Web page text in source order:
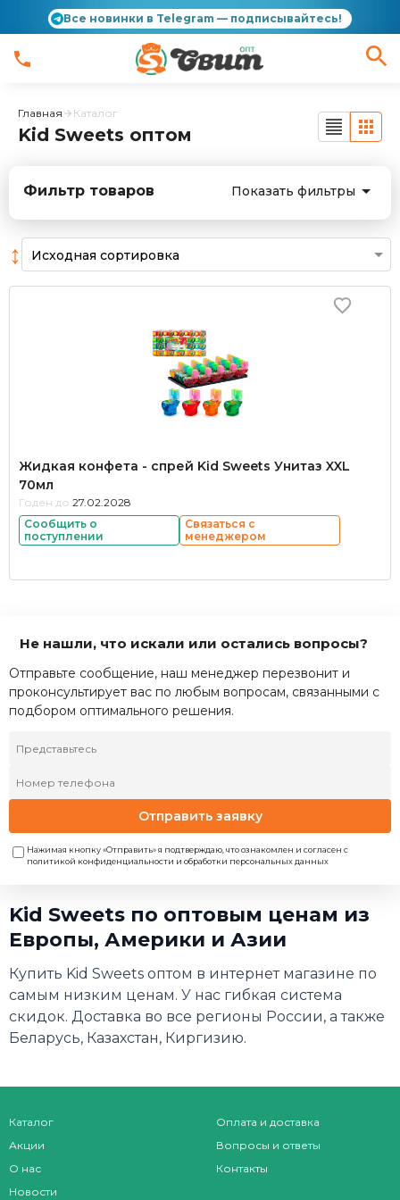
Все новинки в Telegram — подписывайтесь!
Главная Каталог
Kid Sweets оптом
Фильтр товаров Показать фильтры
↕
Жидкая конфета - спрей Kid Sweets Унитаз XXL
70мл
Годен до: 27.02.2028
Сообщить о
поступлении
Связаться с
менеджером
Не нашли, что искали или остались вопросы?
Отправьте сообщение, наш менеджер перезвонит и
проконсультирует вас по любым вопросам, связанными с
подбором оптимального решения.
Отправить заявку
Нажимая кнопку «Отправить» я подтверждаю, что ознакомлен и согласен с
политикой конфиденциальности и обработки персональных данных
Kid Sweets по оптовым ценам из
Европы, Америки и Азии
Купить Kid Sweets оптом в интернет магазине по
самым низким ценам. У нас гибкая система
скидок. Доставка во все регионы России, а также
Беларусь, Казахстан, Киргизию.
Каталог
Акции
О нас
Новости
Оплата и доставка
Вопросы и ответы
Контакты